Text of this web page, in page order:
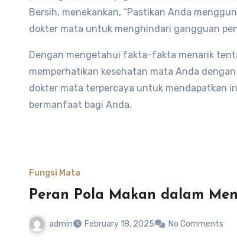
Bersih, menekankan, “Pastikan Anda
dokter mata untuk menghindari gangguan
Dengan mengetahui fakta-fakta menarik
memperhatikan kesehatan mata Anda
dokter mata terpercaya untuk mendapatkan
bermanfaat bagi Anda.
Fungsi Mata
Peran Pola Makan dalam
admin February 18, 2025 No Comments